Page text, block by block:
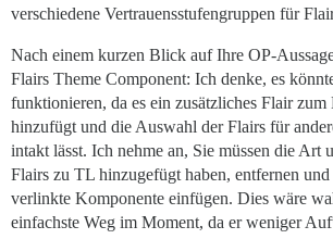
verschiedene Vertrauensstufengruppen für
Nach einem kurzen Blick auf Ihre OP-
Flairs Theme Component: Ich denke, es
funktionieren, da es ein zusätzliches Flair
hinzufügt und die Auswahl der Flairs für
intakt lässt. Ich nehme an, Sie müssen die Art
Flairs zu TL hinzugefügt haben, entfernen
verlinkte Komponente einfügen. Dies wäre
einfachste Weg im Moment, da er weniger